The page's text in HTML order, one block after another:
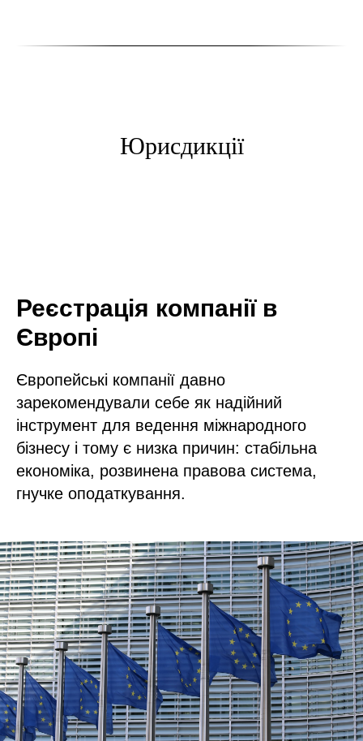
Юрисдикції
Реєстрація компанії в
Європі
Європейські компанії давно
зарекомендували себе як надійний
інструмент для ведення міжнародного
бізнесу і тому є низка причин: стабільна
економіка, розвинена правова система,
гнучке оподаткування.